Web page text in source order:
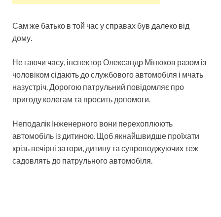
Сам же батько в той час у справах був далеко від
дому.
Не гаючи часу, інспектор Олександр Мінюков разом із
чоловіком сідають до службового автомобіля і мчать
назустріч. Дорогою патрульний повідомляє про
пригоду колегам та просить допомоги.
Неподалік Інженерного вони перехоплюють
автомобіль із дитиною. Щоб якнайшвидше проїхати
крізь вечірні затори, дитину та супроводжуючих теж
садовлять до патрульного автомобіля.